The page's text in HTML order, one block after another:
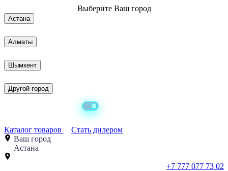
Выберите Ваш город
Астана
Алматы
Шымкент
Другой город
Каталог товаров
Стать дилером
Ваш город
Астана
+7 777 077 73 02